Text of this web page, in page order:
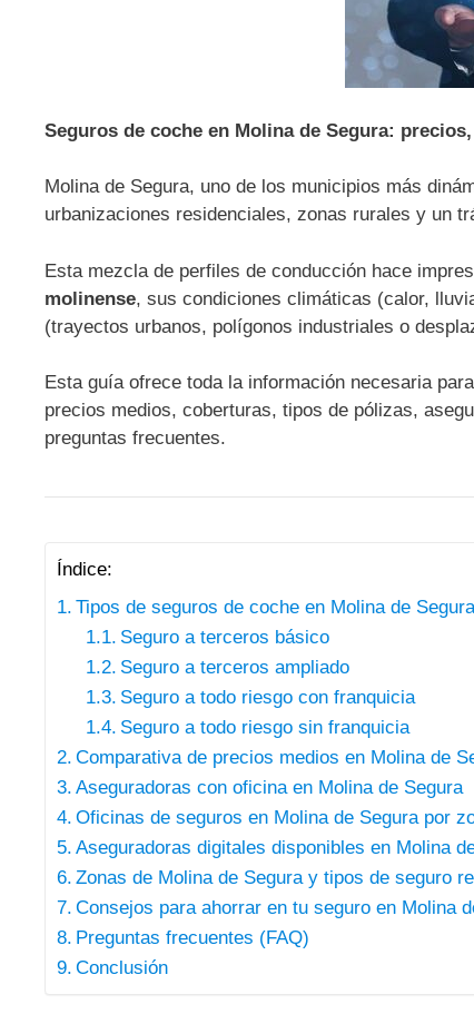
Seguros de coche en Molina de Segura:
Molina de Segura, uno de los municipios más
urbanizaciones residenciales, zonas rurales y un
Esta mezcla de perfiles de conducción hace
molinense, sus condiciones climáticas (calor,
(trayectos urbanos, polígonos industriales o
Esta guía ofrece toda la información necesaria
precios medios, coberturas, tipos de pólizas,
preguntas frecuentes.
Índice:
Tipos de seguros de coche en Molina de
Seguro a terceros básico
Seguro a terceros ampliado
Seguro a todo riesgo con franquicia
Seguro a todo riesgo sin franquicia
Comparativa de precios medios en Molina de
Aseguradoras con oficina en Molina de Segura
Oficinas de seguros en Molina de Segura por
Aseguradoras digitales disponibles en Molina
Zonas de Molina de Segura y tipos de seguro
Consejos para ahorrar en tu seguro en Molina
Preguntas frecuentes (FAQ)
Conclusión